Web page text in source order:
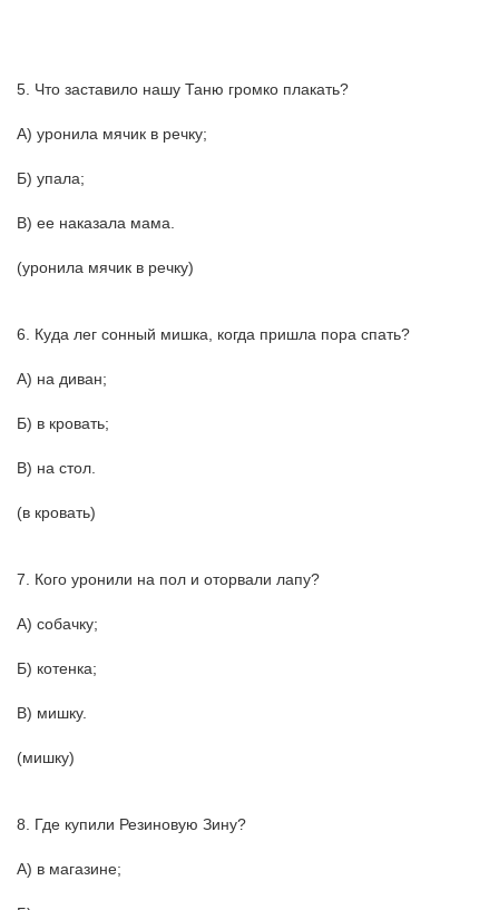
5. Что заставило нашу Таню громко плакать?
А) уронила мячик в речку;
Б) упала;
В) ее наказала мама.
(уронила мячик в речку)
6. Куда лег сонный мишка, когда пришла пора спать?
А) на диван;
Б) в кровать;
В) на стол.
(в кровать)
7. Кого уронили на пол и оторвали лапу?
А) собачку;
Б) котенка;
В) мишку.
(мишку)
8. Где купили Резиновую Зину?
А) в магазине;